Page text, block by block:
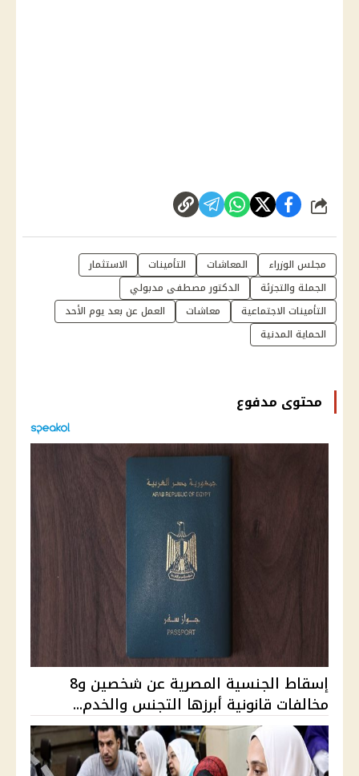
شارك
مجلس الوزراء المعاشات التأمينات
الاستثمار
الجملة والتجزئة
الدكتور مصطفى مدبولي
التأمينات الاجتماعية
معاشات
العمل عن بعد يوم الأحد
الحماية المدنية
محتوى مدفوع
إسقاط الجنسية المصرية عن شخصين و8
مخالفات قانونية أبرزها التجنس والخدم...